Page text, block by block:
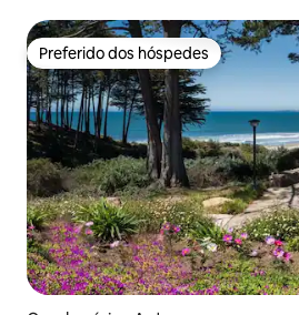
Preferido dos hóspedes
Preferido dos hóspedes